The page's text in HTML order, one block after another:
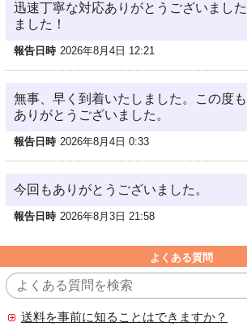
迅速丁寧な対応ありがとうございまし
ました！
報告日時 2026年8月4日 12:21
無事、早く到着いたしました。この度
ありがとうございました。
報告日時 2026年8月4日 0:33
今回もありがとうございました。
報告日時 2026年8月3日 21:58
よくある質問
送料を事前に知ることはできますか？